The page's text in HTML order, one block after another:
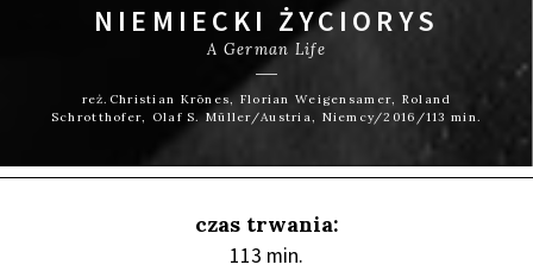
NIEMIECKI ŻYCIORYS
A German Life
reż.Christian Krönes, Florian Weigensamer, Roland
Schrotthofer, Olaf S. Müller/Austria, Niemcy/2016/113 min.
czas trwania:
113 min.